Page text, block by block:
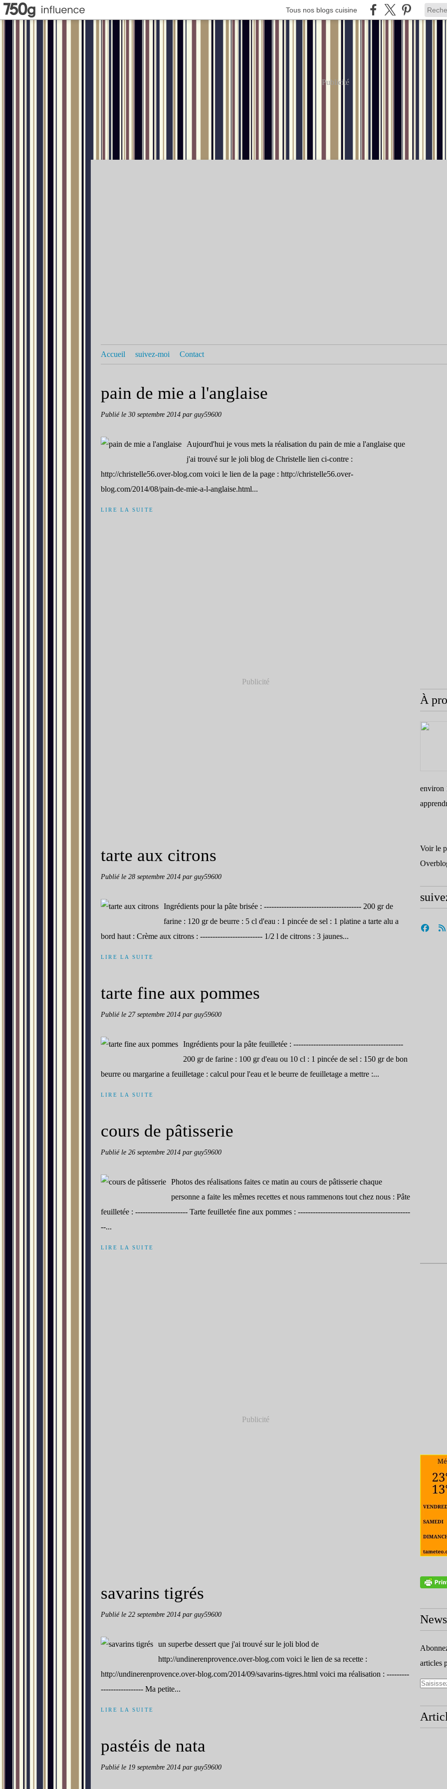
Tous nos blogs cuisine
Publicité
Accueil suivez-moi Contact
pain de mie a l'anglaise
Publié le 30 septembre 2014 par guy59600
Aujourd'hui je vous mets la réalisation du pain de mie a l'anglaise que
j'ai trouvé sur le joli blog de Christelle lien ci-contre :
http://christelle56.over-blog.com voici le lien de la page : http://christelle56.over-
blog.com/2014/08/pain-de-mie-a-l-anglaise.html...
LIRE LA SUITE
Publicité
tarte aux citrons
Publié le 28 septembre 2014 par guy59600
Ingrédients pour la pâte brisée : --------------------------------------- 200 gr de
farine : 120 gr de beurre : 5 cl d'eau : 1 pincée de sel : 1 platine a tarte alu a
bord haut : Crème aux citrons : ------------------------- 1/2 l de citrons : 3 jaunes...
LIRE LA SUITE
tarte fine aux pommes
Publié le 27 septembre 2014 par guy59600
Ingrédients pour la pâte feuilletée : --------------------------------------------
200 gr de farine : 100 gr d'eau ou 10 cl : 1 pincée de sel : 150 gr de bon
beurre ou margarine a feuilletage : calcul pour l'eau et le beurre de feuilletage a mettre :...
LIRE LA SUITE
cours de pâtisserie
Publié le 26 septembre 2014 par guy59600
Photos des réalisations faites ce matin au cours de pâtisserie chaque
personne a faite les mêmes recettes et nous rammenons tout chez nous : Pâte
feuilletée : --------------------- Tarte feuilletée fine aux pommes : ---------------------------------------------
--...
LIRE LA SUITE
Publicité
savarins tigrés
Publié le 22 septembre 2014 par guy59600
un superbe dessert que j'ai trouvé sur le joli blod de
http://undinerenprovence.over-blog.com voici le lien de sa recette :
http://undinerenprovence.over-blog.com/2014/09/savarins-tigres.html voici ma réalisation : ---------
----------------- Ma petite...
LIRE LA SUITE
pastéis de nata
Publié le 19 septembre 2014 par guy59600
À
environ
Voir le
articles